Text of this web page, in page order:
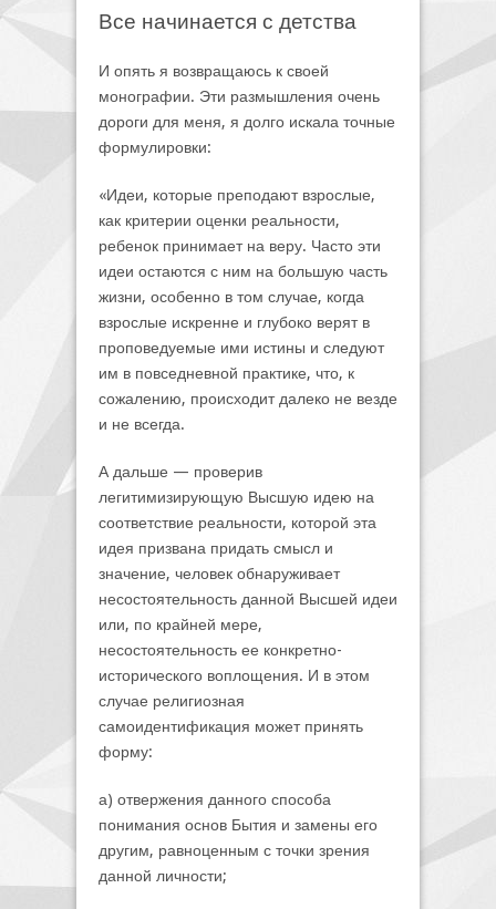
Все начинается с детства
И опять я возвращаюсь к своей
монографии. Эти размышления очень
дороги для меня, я долго искала точные
формулировки:
«Идеи, которые преподают взрослые,
как критерии оценки реальности,
ребенок принимает на веру. Часто эти
идеи остаются с ним на большую часть
жизни, особенно в том случае, когда
взрослые искренне и глубоко верят в
проповедуемые ими истины и следуют
им в повседневной практике, что, к
сожалению, происходит далеко не везде
и не всегда.
А дальше — проверив
легитимизирующую Высшую идею на
соответствие реальности, которой эта
идея призвана придать смысл и
значение, человек обнаруживает
несостоятельность данной Высшей идеи
или, по крайней мере,
несостоятельность ее конкретно-
исторического воплощения. И в этом
случае религиозная
самоидентификация может принять
форму:
а) отвержения данного способа
понимания основ Бытия и замены его
другим, равноценным с точки зрения
данной личности;